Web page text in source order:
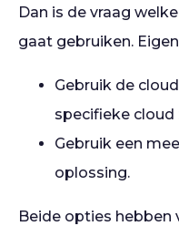
Dan is de vraag
gaat gebruiken.
Gebruik de
specifieke cloud
Gebruik een
oplossing.
Beide opties hebben